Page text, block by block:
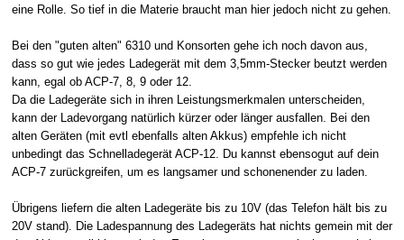
eine Rolle. So tief in die Materie braucht man hier jedoch nicht zu gehen.
Bei den "guten alten" 6310 und Konsorten gehe ich noch davon aus,
dass so gut wie jedes Ladegerät mit dem 3,5mm-Stecker beutzt werden
kann, egal ob ACP-7, 8, 9 oder 12.
Da die Ladegeräte sich in ihren Leistungsmerkmalen unterscheiden,
kann der Ladevorgang natürlich kürzer oder länger ausfallen. Bei den
alten Geräten (mit evtl ebenfalls alten Akkus) empfehle ich nicht
unbedingt das Schnelladegerät ACP-12. Du kannst ebensogut auf dein
ACP-7 zurückgreifen, um es langsamer und schonenender zu laden.
Übrigens liefern die alten Ladegeräte bis zu 10V (das Telefon hält bis zu
20V stand). Die Ladespannung des Ladegeräts hat nichts gemein mit der